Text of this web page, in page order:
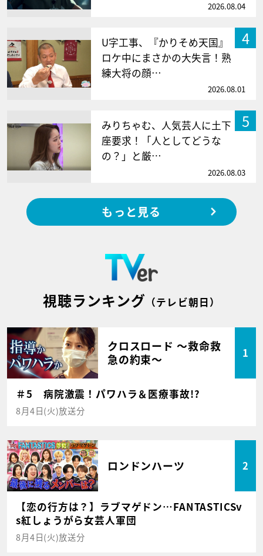
2026.08.04
4
U字工事、『かりそめ天国』
ロケ中にまさかの大失言！熟
練大将の顔…
2026.08.01
5
みりちゃむ、人気芸人に土下
座要求！「人としてどうな
の？」と厳…
2026.08.03
もっと見る
視聴ランキング （テレビ朝日）
クロスロード ～救命救
急の約束～
1
＃5 病院激震！パワハラ＆医療事故!?
8月4日(火)放送分
ロンドンハーツ 2
【恋の行方は？】ラブマゲドン…FANTASTICSv
s紅しょうがら女芸人軍団
8月4日(火)放送分